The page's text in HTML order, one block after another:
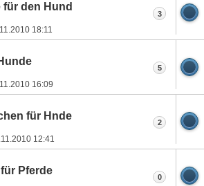
für den Hund
18:11
3
16:09
5
für Hnde
12:41
2
Pferde
0